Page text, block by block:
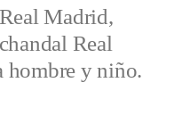
Madrid,
Real
hombre y niño.